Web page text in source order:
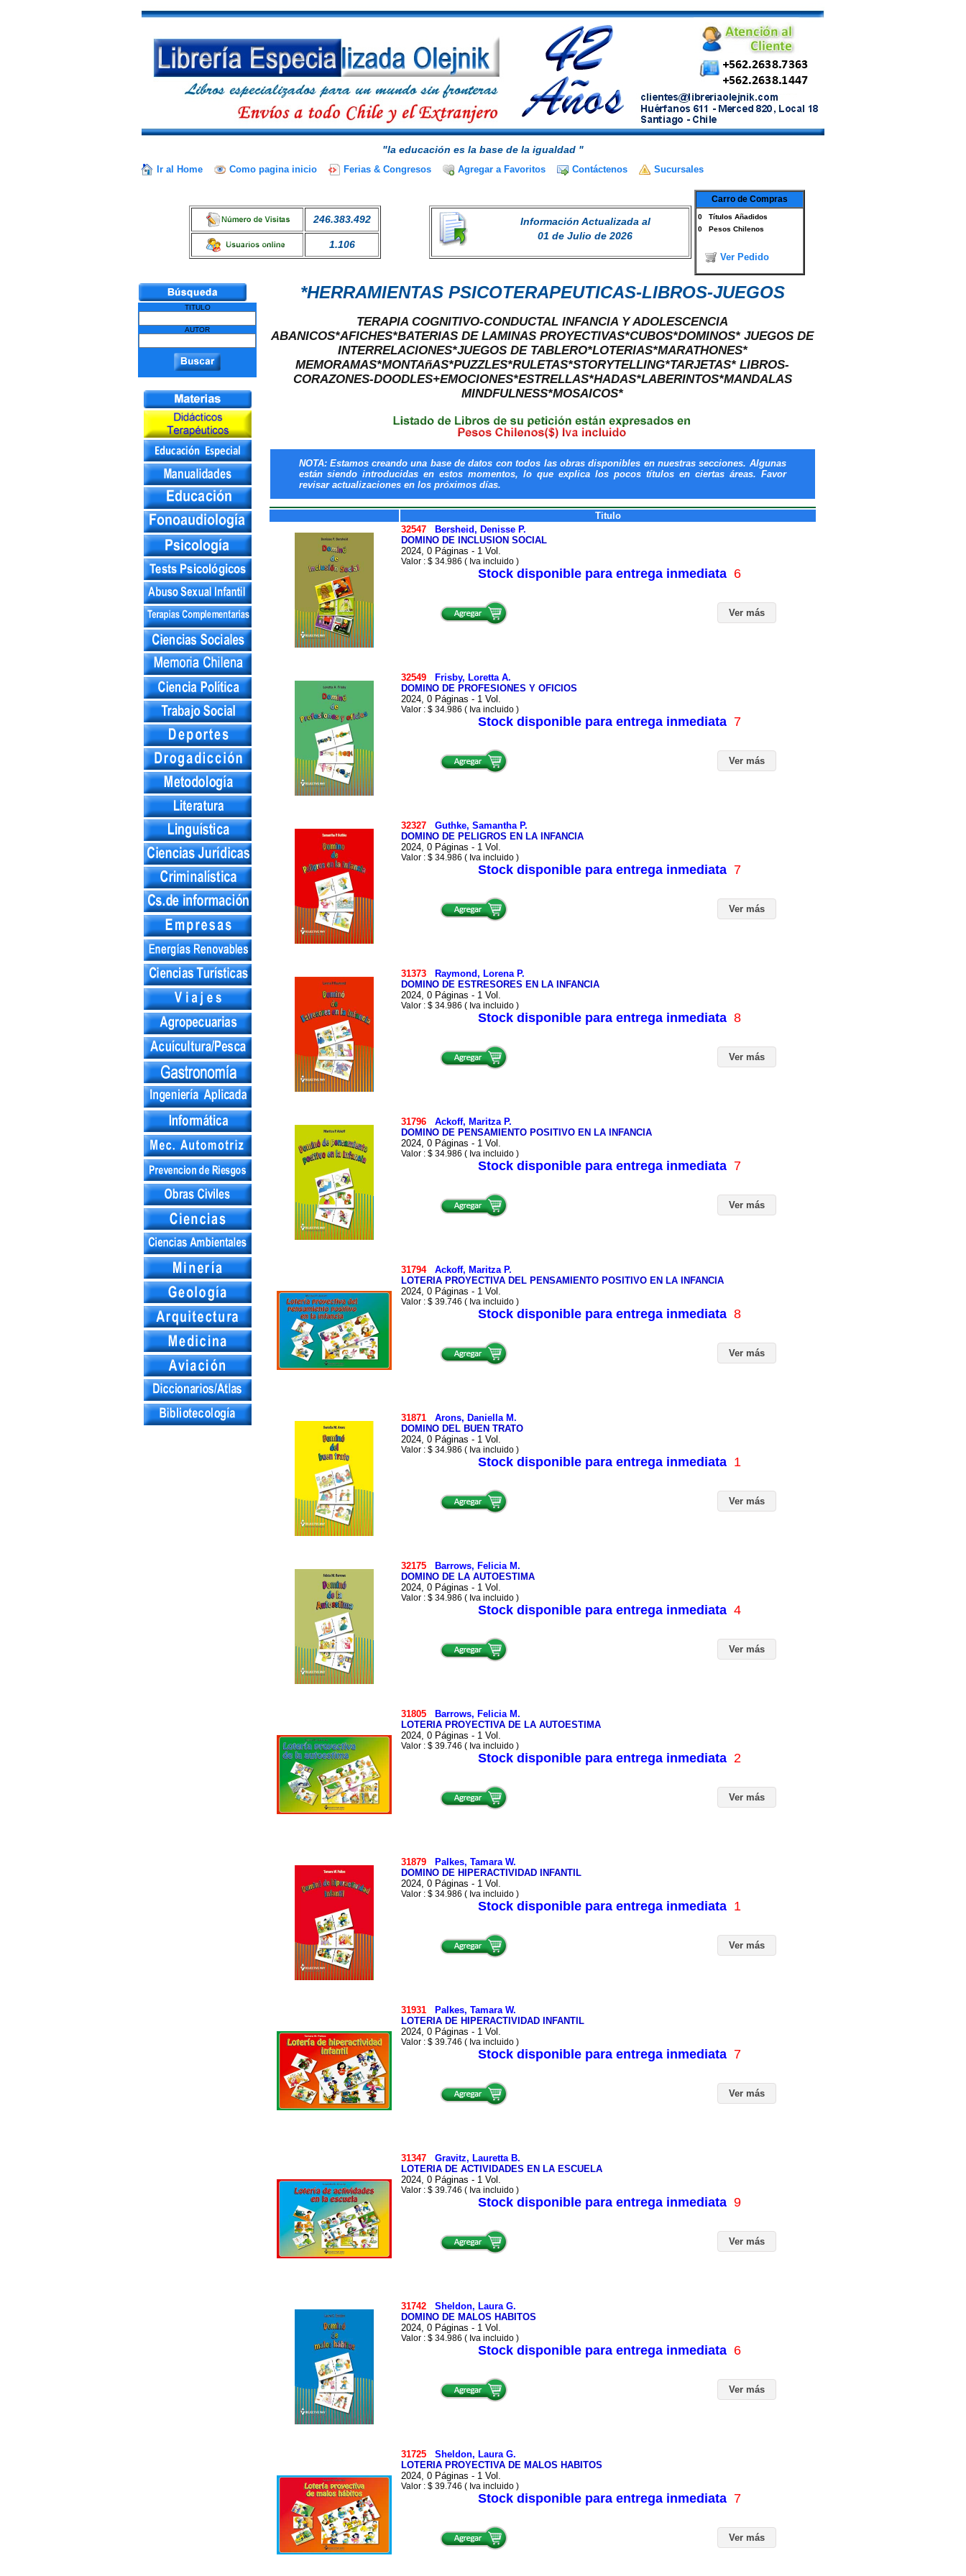
"la educación es la base de la igualdad "
Ir al Home Como pagina inicio Ferias & Congresos Agregar a Favoritos Contáctenos Sucursales
246.383.492
1.106
Información Actualizada al
01 de Julio de 2026
Carro de Compras
0 Títulos Añadidos
0 Pesos Chilenos
Ver Pedido
TITULO
AUTOR
*HERRAMIENTAS PSICOTERAPEUTICAS-LIBROS-JUEGOS
TERAPIA COGNITIVO-CONDUCTAL INFANCIA Y ADOLESCENCIA
ABANICOS*AFICHES*BATERIAS DE LAMINAS PROYECTIVAS*CUBOS*DOMINOS* JUEGOS DE
INTERRELACIONES*JUEGOS DE TABLERO*LOTERIAS*MARATHONES*
MEMORAMAS*MONTAñAS*PUZZLES*RULETAS*STORYTELLING*TARJETAS* LIBROS-
CORAZONES-DOODLES+EMOCIONES*ESTRELLAS*HADAS*LABERINTOS*MANDALAS
MINDFULNESS*MOSAICOS*
NOTA: Estamos creando una base de datos con todos las obras disponibles en nuestras secciones. Algunas
están siendo introducidas en estos momentos, lo que explica los pocos títulos en ciertas áreas. Favor
revisar actualizaciones en los próximos días.
Titulo
32547 Bersheid, Denisse P.
DOMINO DE INCLUSION SOCIAL
2024, 0 Páginas - 1 Vol.
Valor : $ 34.986 ( Iva incluido )
Stock disponible para entrega inmediata 6
Ver más
32549 Frisby, Loretta A.
DOMINO DE PROFESIONES Y OFICIOS
2024, 0 Páginas - 1 Vol.
Valor : $ 34.986 ( Iva incluido )
Stock disponible para entrega inmediata 7
Ver más
32327 Guthke, Samantha P.
DOMINO DE PELIGROS EN LA INFANCIA
2024, 0 Páginas - 1 Vol.
Valor : $ 34.986 ( Iva incluido )
Stock disponible para entrega inmediata 7
Ver más
31373 Raymond, Lorena P.
DOMINO DE ESTRESORES EN LA INFANCIA
2024, 0 Páginas - 1 Vol.
Valor : $ 34.986 ( Iva incluido )
Stock disponible para entrega inmediata 8
Ver más
31796 Ackoff, Maritza P.
DOMINO DE PENSAMIENTO POSITIVO EN LA INFANCIA
2024, 0 Páginas - 1 Vol.
Valor : $ 34.986 ( Iva incluido )
Stock disponible para entrega inmediata 7
Ver más
31794 Ackoff, Maritza P.
LOTERIA PROYECTIVA DEL PENSAMIENTO POSITIVO EN LA INFANCIA
2024, 0 Páginas - 1 Vol.
Valor : $ 39.746 ( Iva incluido )
Stock disponible para entrega inmediata 8
Ver más
31871 Arons, Daniella M.
DOMINO DEL BUEN TRATO
2024, 0 Páginas - 1 Vol.
Valor : $ 34.986 ( Iva incluido )
Stock disponible para entrega inmediata 1
Ver más
32175 Barrows, Felicia M.
DOMINO DE LA AUTOESTIMA
2024, 0 Páginas - 1 Vol.
Valor : $ 34.986 ( Iva incluido )
Stock disponible para entrega inmediata 4
Ver más
31805 Barrows, Felicia M.
LOTERIA PROYECTIVA DE LA AUTOESTIMA
2024, 0 Páginas - 1 Vol.
Valor : $ 39.746 ( Iva incluido )
Stock disponible para entrega inmediata 2
Ver más
31879 Palkes, Tamara W.
DOMINO DE HIPERACTIVIDAD INFANTIL
2024, 0 Páginas - 1 Vol.
Valor : $ 34.986 ( Iva incluido )
Stock disponible para entrega inmediata 1
Ver más
31931 Palkes, Tamara W.
LOTERIA DE HIPERACTIVIDAD INFANTIL
2024, 0 Páginas - 1 Vol.
Valor : $ 39.746 ( Iva incluido )
Stock disponible para entrega inmediata 7
Ver más
31347 Gravitz, Lauretta B.
LOTERIA DE ACTIVIDADES EN LA ESCUELA
2024, 0 Páginas - 1 Vol.
Valor : $ 39.746 ( Iva incluido )
Stock disponible para entrega inmediata 9
Ver más
31742 Sheldon, Laura G.
DOMINO DE MALOS HABITOS
2024, 0 Páginas - 1 Vol.
Valor : $ 34.986 ( Iva incluido )
Stock disponible para entrega inmediata 6
Ver más
31725 Sheldon, Laura G.
LOTERIA PROYECTIVA DE MALOS HABITOS
2024, 0 Páginas - 1 Vol.
Valor : $ 39.746 ( Iva incluido )
Stock disponible para entrega inmediata 7
Ver más